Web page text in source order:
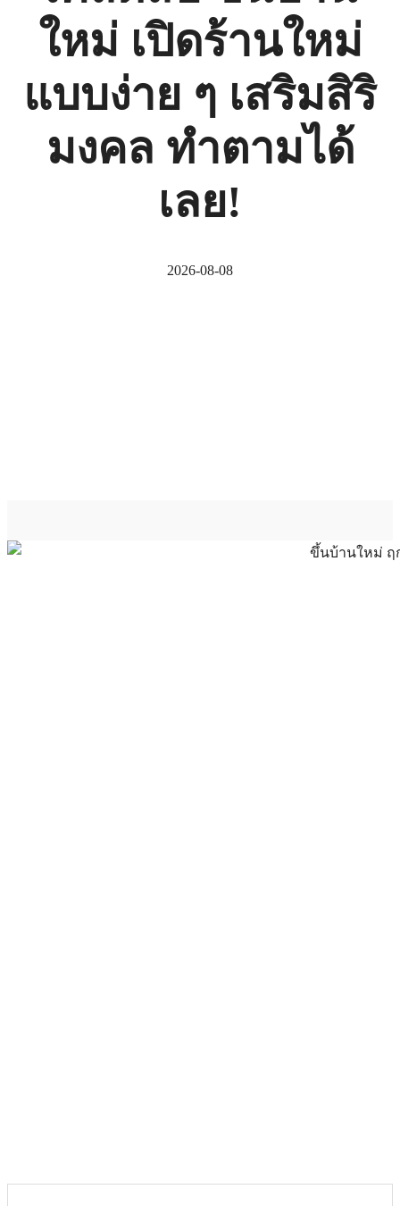
ใหม่ เปิดร้านใหม่
แบบง่าย ๆ เสริมสิริ
มงคล ทำตามได้
เลย!
2026-08-08